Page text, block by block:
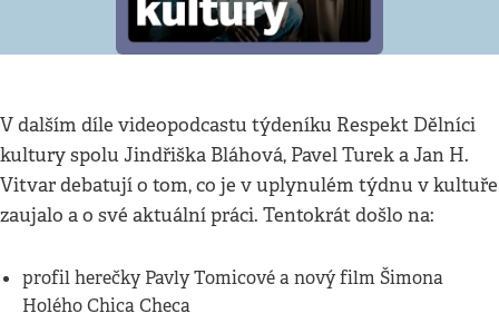
V dalším díle videopodcastu týdeníku Respekt Dělníci
kultury spolu Jindřiška Bláhová, Pavel Turek a Jan H.
Vitvar debatují o tom, co je v uplynulém týdnu v kultuře
zaujalo a o své aktuální práci. Tentokrát došlo na:
profil herečky Pavly Tomicové a nový film Šimona
Holého Chica Checa